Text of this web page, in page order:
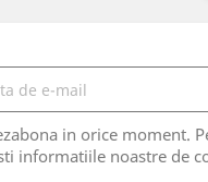
in orice moment.
informatiile noastre de